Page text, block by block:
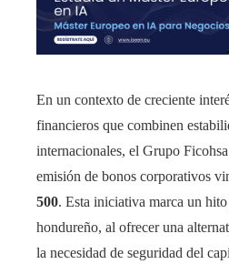
En un contexto de creciente
financieros que combinen
internacionales, el Grupo
emisión de bonos corporativos
500. Esta iniciativa marca un
hondureño, al ofrecer una
la necesidad de seguridad del